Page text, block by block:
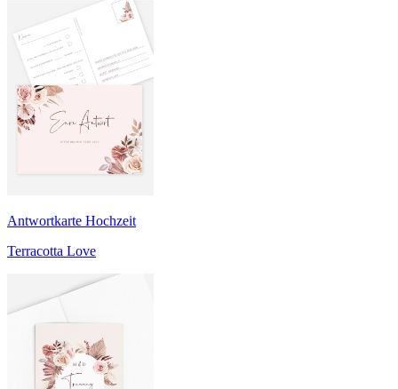
Antwortkarte Hochzeit
Terracotta Love